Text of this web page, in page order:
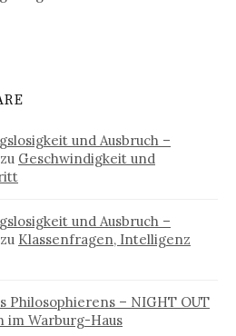
und Ausbruch –
zu Geschwindigkeit und
und Ausbruch –
zu Klassenfragen, Intelligenz
Philosophierens – NIGHT OUT
im Warburg-Haus